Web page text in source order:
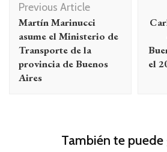
de
entradas
Previous Article
Martín Marinucci
asume el Ministerio de
Transporte de la
provincia de Buenos
Aires
el
También te puede